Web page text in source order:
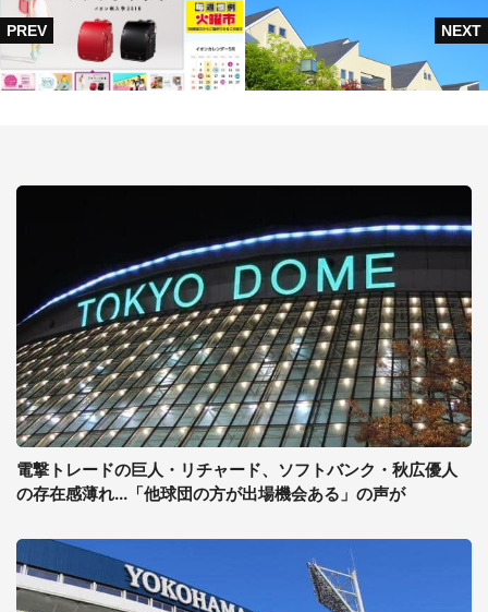
電撃トレードの巨人・リチャード、ソフトバンク・秋広優人
の存在感薄れ...「他球団の方が出場機会ある」の声が